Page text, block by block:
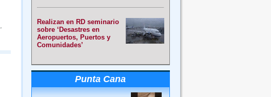
Realizan en RD seminario
sobre ‘Desastres en
Aeropuertos, Puertos y
Comunidades’
Punta Cana